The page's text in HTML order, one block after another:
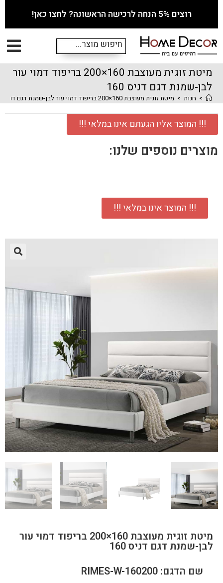
רוצים 5% הנחה לרכישה הראשונה? לחצו כאן!
מיטת זוגית מעוצבת 160×200 בריפוד דמוי עור
לבן-שמנת דגם דניס 160
> חנות > מיטת זוגית מעוצבת 160×200 בריפוד דמוי עור לבן-שמנת דגם דניס 160
!!! המוצר אליו הגעתם אינו במלאי !!!
מוצרים נוספים שלנו:
!!! המוצר אינו במלאי !!!
מיטת זוגית מעוצבת 160×200 בריפוד דמוי עור
לבן-שמנת דגם דניס 160
שם הדגם: RIMES-W-160200